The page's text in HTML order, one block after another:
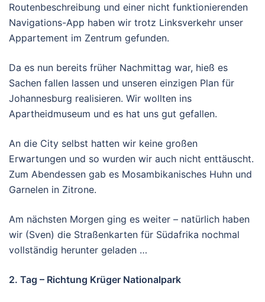
Routenbeschreibung und einer nicht funktionierenden
Navigations-App haben wir trotz Linksverkehr unser
Appartement im Zentrum gefunden.
Da es nun bereits früher Nachmittag war, hieß es
Sachen fallen lassen und unseren einzigen Plan für
Johannesburg realisieren. Wir wollten ins
Apartheidmuseum und es hat uns gut gefallen.
An die City selbst hatten wir keine großen
Erwartungen und so wurden wir auch nicht enttäuscht.
Zum Abendessen gab es Mosambikanisches Huhn und
Garnelen in Zitrone.
Am nächsten Morgen ging es weiter – natürlich haben
wir (Sven) die Straßenkarten für Südafrika nochmal
vollständig herunter geladen …
2. Tag – Richtung Krüger Nationalpark